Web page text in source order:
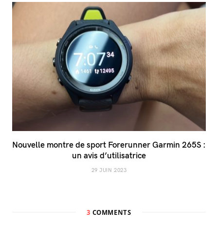
Nouvelle montre de sport Forerunner Garmin 265S :
un avis d’utilisatrice
29 JUIN 2023
3 COMMENTS